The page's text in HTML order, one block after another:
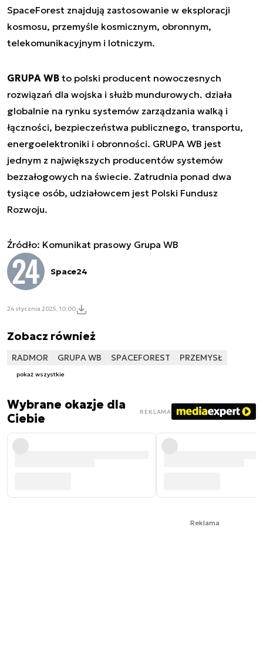
SpaceForest znajdują zastosowanie w eksploracji
kosmosu, przemyśle kosmicznym, obronnym,
telekomunikacyjnym i lotniczym.
GRUPA WB to polski producent nowoczesnych
rozwiązań dla wojska i służb mundurowych. działa
globalnie na rynku systemów zarządzania walką i
łączności, bezpieczeństwa publicznego, transportu,
energoelektroniki i obronności. GRUPA WB jest
jednym z największych producentów systemów
bezzałogowych na świecie. Zatrudnia ponad dwa
tysiące osób, udziałowcem jest Polski Fundusz
Rozwoju.
Źródło: Komunikat prasowy Grupa WB
Space24
24 stycznia 2025, 10:00
Zobacz również
RADMOR GRUPA WB SPACEFOREST PRZEMYSŁ
pokaż wszystkie
Wybrane okazje dla
Ciebie
REKLAMA
Reklama